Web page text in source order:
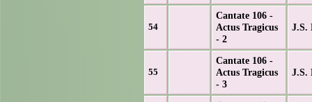
54
Cantate 106 -
Actus Tragicus
- 2
J.S.
55
Cantate 106 -
Actus Tragicus
- 3
J.S.